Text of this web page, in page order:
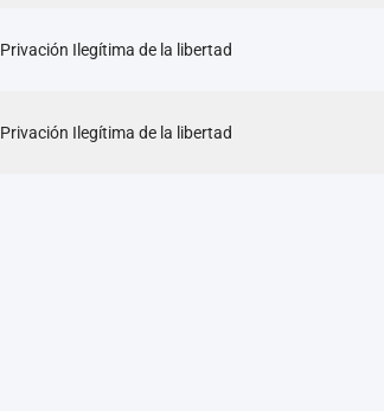
Privación Ilegítima de la libertad
Privación Ilegítima de la libertad